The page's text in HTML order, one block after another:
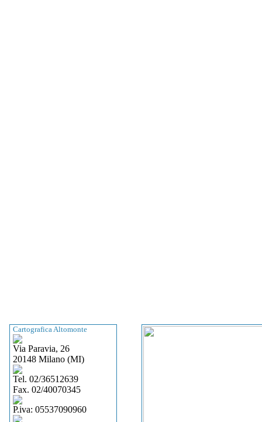
Cartografica Altomonte
Via Paravia, 26
20148 Milano (MI)
Tel. 02/36512639
Fax. 02/40070345
P.iva: 05537090960